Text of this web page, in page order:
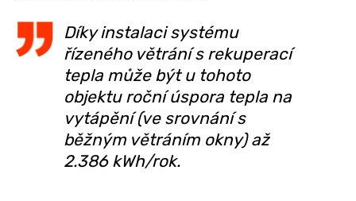
Díky instalaci systému
řízeného větrání s rekuperací
tepla může být u tohoto
objektu roční úspora tepla na
vytápění (ve srovnání s
běžným větráním okny) až
2.386 kWh/rok.